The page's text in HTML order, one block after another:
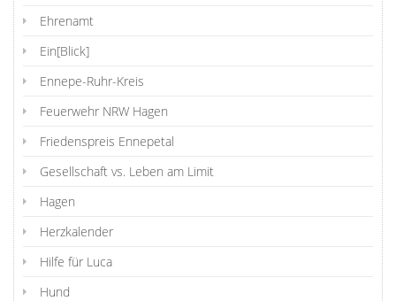
Ehrenamt
Ein[Blick]
Ennepe-Ruhr-Kreis
Feuerwehr NRW Hagen
Friedenspreis Ennepetal
Gesellschaft vs. Leben am Limit
Hagen
Herzkalender
Hilfe für Luca
Hund